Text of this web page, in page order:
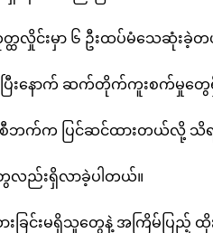
တ္ထလှိုင်းမှာ ၆ ဦးထပ်မံသေဆုံး
ရှိပြီးနောက် ဆက်တိုက်ကူးစက်မှုတွ
ဘက်က ပြင်ဆင်ထားတယ်လို့ သိ
လည်းရှိလာခဲ့ပါတယ်။
ားခြင်းမရှိသူတွေနဲ့ အကြိမ်ပြ